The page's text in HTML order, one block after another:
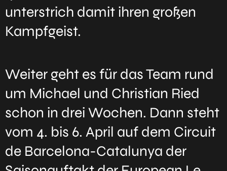
unterstrich damit ihren großen
Kampfgeist.
Weiter geht es für das Team rund
um Michael und Christian Ried
schon in drei Wochen. Dann steht
vom 4. bis 6. April auf dem Circuit
de Barcelona-Catalunya der